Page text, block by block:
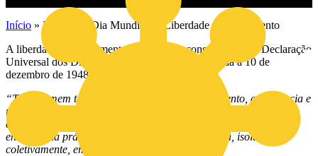
Início »Notícias
Dia Mundial da Liberdade de Pensamento
A liberdade de pensamento é um direito consagrado pela Declaração
Universal dos Direitos Humanos da ONU, adotada a 10 de
dezembro de 1948. Segundo o artigo 18:
“Todo homem tem direito à liberdade de pensamento, consciência e
religião; este direito inclui a liberdade de mudar de religião ou
crença e a liberdade de manifestar essa religião ou crença, pelo
ensino, pela prática, pelo culto e pela observância, isolada ou
coletivamente, em público ou em particular”.